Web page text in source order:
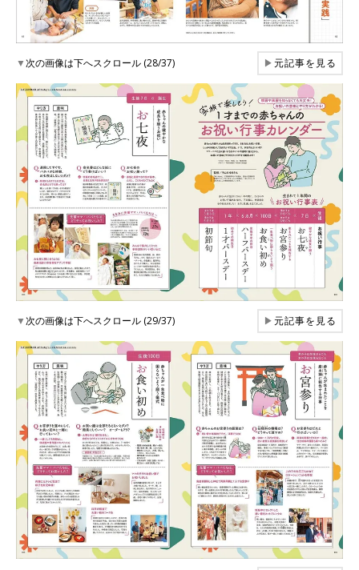
▼次の画像は下へスクロール (28/37) ▶元記事を見る
▼次の画像は下へスクロール (29/37) ▶元記事を見る